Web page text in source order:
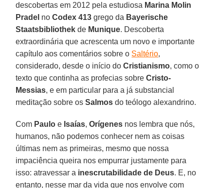
descobertas em 2012 pela estudiosa Marina Molin
Pradel noCodex 413 grego da Bayerische
Staatsbibliothek de Munique. Descoberta
extraordinária que acrescenta um novo e importante
capítulo aos comentários sobre o Saltério,
considerado, desde o início doCristianismo, como o
texto que continha as profecias sobreCristo-
Messias, e em particular para a já substancial
meditação sobre osSalmos do teólogo alexandrino.
Com Paulo e Isaías,Orígenes nos lembra que nós,
humanos, não podemos conhecer nem as coisas
últimas nem as primeiras, mesmo que nossa
impaciência queira nos empurrar justamente para
isso: atravessar a inescrutabilidade de Deus. E, no
entanto, nesse mar da vida que nos envolve com